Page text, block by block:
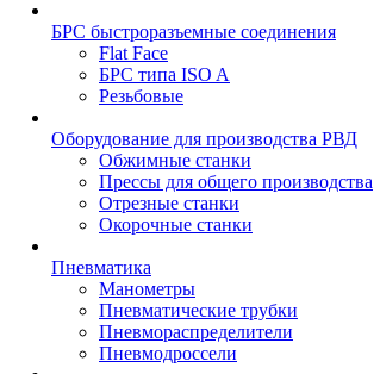
БРС быстроразъемные соединения
Flat Face
БРС типа ISO A
Резьбовые
Оборудование для производства РВД
Обжимные станки
Прессы для общего производства
Отрезные станки
Окорочные станки
Пневматика
Манометры
Пневматические трубки
Пневмораспределители
Пневмодроссели